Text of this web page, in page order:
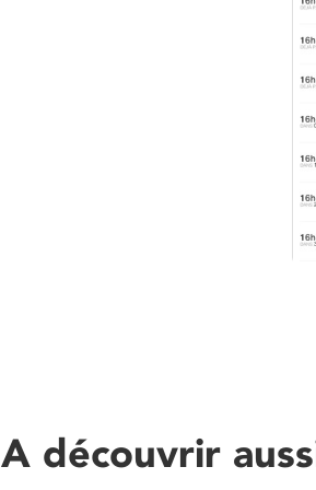
A découvrir